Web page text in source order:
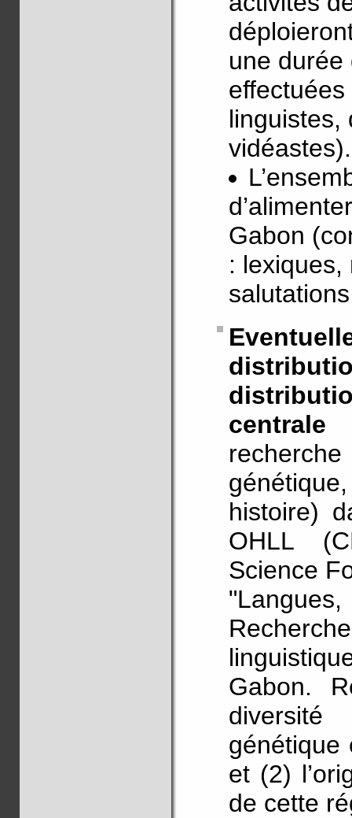
une durée
linguistes,
vidéastes).
Gabon
:
centrale
histoire)
OHLL
Science
Gabon.
génétique
et (2)
de cette